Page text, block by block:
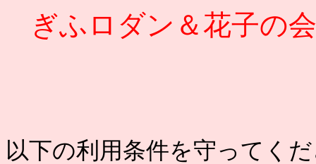
ぎふロダン＆花子の
以下の利用条件を守ってく